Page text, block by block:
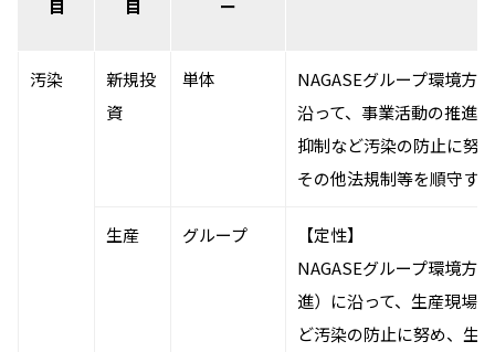
目 目 ー
汚染
新規投
資
単体
NAGASEグループ環境方
沿って、事業活動の推進
抑制など汚染の防止に努
その他法規制等を順守す
生産 グループ
【定性】
NAGASEグループ環境方
進）に沿って、生産現場
ど汚染の防止に努め、生